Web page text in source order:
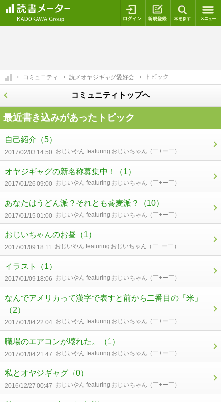
ログイン 新規登録
コミュニティ 読メオヤジギャグ愛好会 トピック
コミュニティトップへ
最近書き込みがあったトピック
自己紹介 （5）
2017/02/03 14:50 おじいやん featuring おじいちゃん（￣+ー￣）
オヤジギャグの新名称募集中！ （1）
2017/01/26 09:00 おじいやん featuring おじいちゃん（￣+ー￣）
あなたはうどん派？それとも蕎麦派？ （10）
2017/01/15 01:00 おじいやん featuring おじいちゃん（￣+ー￣）
おじいちゃんのお昼 （1）
2017/01/09 18:11 おじいやん featuring おじいちゃん（￣+ー￣）
イラスト （1）
2017/01/09 18:06 おじいやん featuring おじいちゃん（￣+ー￣）
なんでアメリカって漢字で表すと前から二番目の「米」
（2）
2017/01/04 22:04 おじいやん featuring おじいちゃん（￣+ー￣）
職場のエアコンが壊れた。 （1）
2017/01/04 21:47 おじいやん featuring おじいちゃん（￣+ー￣）
私とオヤジギャグ （0）
2016/12/27 00:47 おじいやん featuring おじいちゃん（￣+ー￣）